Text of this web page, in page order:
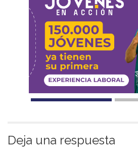
Deja una respuesta